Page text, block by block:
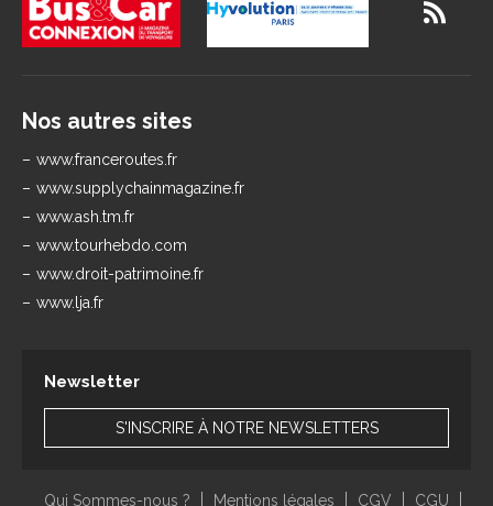
Nos autres sites
www.franceroutes.fr
www.supplychainmagazine.fr
www.ash.tm.fr
www.tourhebdo.com
www.droit-patrimoine.fr
www.lja.fr
Newsletter
S'INSCRIRE À NOTRE NEWSLETTERS
Qui Sommes-nous ? Mentions légales CGV CGU